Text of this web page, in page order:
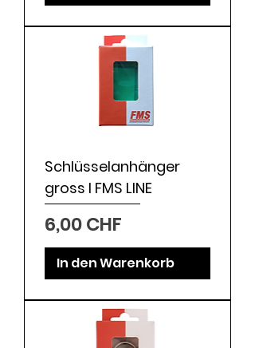
Schlüsselanhänger
gross I FMS LINE
Preis
6,00 CHF
In den Warenkorb